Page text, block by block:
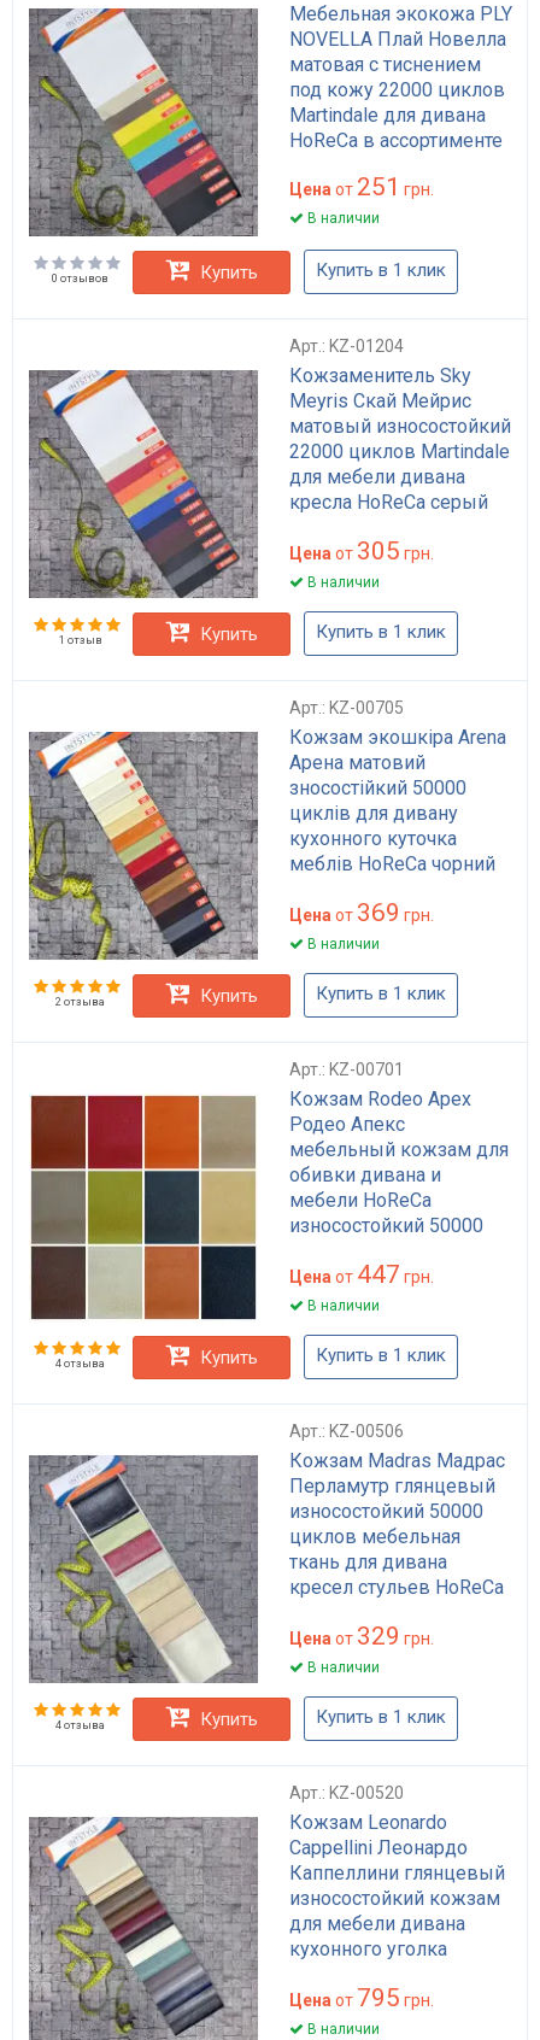
Мебельная экокожа PLY
NOVELLA Плай Новелла
матовая с тиснением
под кожу 22000 циклов
Martindale для дивана
HoReCa в ассортименте
Цена от 251 грн.
В наличии
0 отзывов Купить Купить в 1 клик
Арт.: KZ-01204
Кожзаменитель Sky
Meyris Скай Мейрис
матовый износостойкий
22000 циклов Martindale
для мебели дивана
кресла HoReCa серый
140 см
Цена от 305 грн.
В наличии
1 отзыв Купить Купить в 1 клик
Арт.: KZ-00705
Кожзам экошкіра Arena
Арена матовий
зносостійкий 50000
циклів для дивану
кухонного куточка
меблів HoReCa чорний
Цена от 369 грн.
В наличии
2 отзыва Купить Купить в 1 клик
Арт.: KZ-00701
Кожзам Rodeo Apex
Родео Апекс
мебельный кожзам для
обивки дивана и
мебели HoReCa
износостойкий 50000
черный беж
коричневый 140 см
Цена от 447 грн.
В наличии
4 отзыва Купить Купить в 1 клик
Арт.: KZ-00506
Кожзам Madras Мадрас
Перламутр глянцевый
износостойкий 50000
циклов мебельная
ткань для дивана
кресел стульев HoReCa
черный 460 г/м²
Цена от 329 грн.
В наличии
4 отзыва Купить Купить в 1 клик
Арт.: KZ-00520
Кожзам Leonardo
Cappellini Леонардо
Каппеллини глянцевый
износостойкий кожзам
для мебели дивана
кухонного уголка
премиум плотность 440
г/м²
Цена от 795 грн.
В наличии